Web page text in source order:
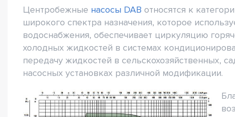
Центробежные насосы DAB относятся к
широкого спектра назначения, которое
водоснабжения, обеспечивает циркуляцию
холодных жидкостей в системах
передачу жидкостей в сельскохозяйственных,
насосных установках различной модификации.